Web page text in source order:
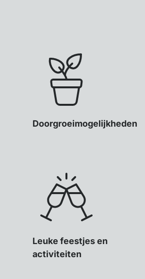
Doorgroeimogelijkheden
Leuke feestjes en
activiteiten